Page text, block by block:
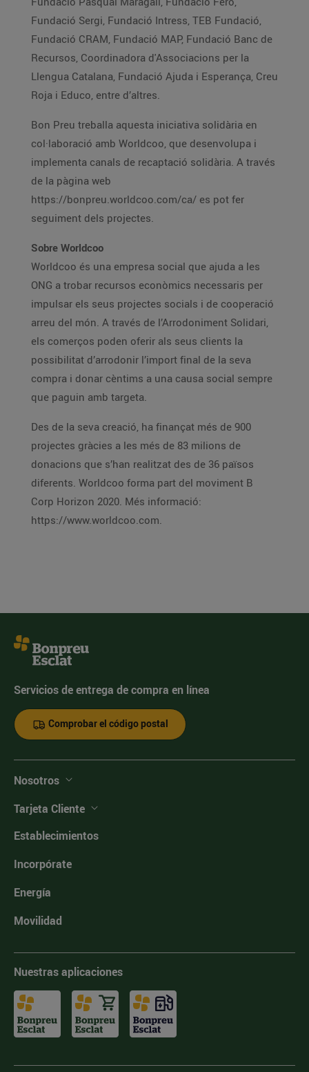
Fundació Sergi, Fundació Intress, TEB Fundació,
Fundació CRAM, Fundació MAP, Fundació Banc de
Recursos, Coordinadora d'Associacions per la
Llengua Catalana, Fundació Ajuda i Esperança, Creu
Roja i Educo, entre d’altres.
Bon Preu treballa aquesta iniciativa solidària en
col·laboració amb Worldcoo, que desenvolupa i
implementa canals de recaptació solidària. A través
de la pàgina web
https://bonpreu.worldcoo.com/ca/ es pot fer
seguiment dels projectes.
Sobre Worldcoo
Worldcoo és una empresa social que ajuda a les
ONG a trobar recursos econòmics necessaris per
impulsar els seus projectes socials i de cooperació
arreu del món. A través de l’Arrodoniment Solidari,
els comerços poden oferir als seus clients la
possibilitat d’arrodonir l’import final de la seva
compra i donar cèntims a una causa social sempre
que paguin amb targeta.
Des de la seva creació, ha finançat més de 900
projectes gràcies a les més de 83 milions de
donacions que s’han realitzat des de 36 països
diferents. Worldcoo forma part del moviment B
Corp Horizon 2020. Més informació:
https://www.worldcoo.com.
Servicios de entrega de compra en línea
Comprobar el código postal
Nosotros
Tarjeta Cliente
Establecimientos
Incorpórate
Energía
Movilidad
Nuestras aplicaciones